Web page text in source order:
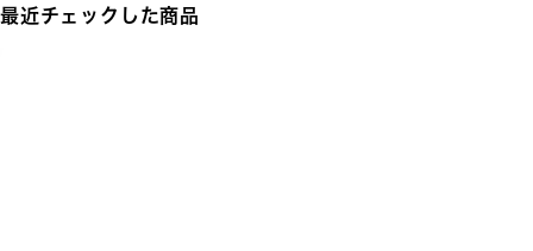
最近チェックした商品